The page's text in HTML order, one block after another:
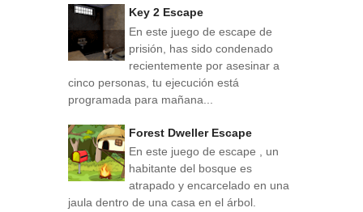
Key 2 Escape
En este juego de escape de
prisión, has sido condenado
recientemente por asesinar a
cinco personas, tu ejecución está
programada para mañana...
Forest Dweller Escape
En este juego de escape , un
habitante del bosque es
atrapado y encarcelado en una
jaula dentro de una casa en el árbol.